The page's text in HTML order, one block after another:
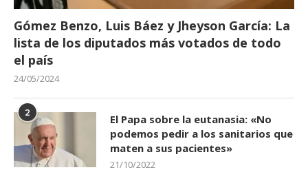
Gómez Benzo, Luis Báez y Jheyson García: La
lista de los diputados más votados de todo
el país
24/05/2024
2
El Papa sobre la eutanasia: «No
podemos pedir a los sanitarios que
maten a sus pacientes»
21/10/2022